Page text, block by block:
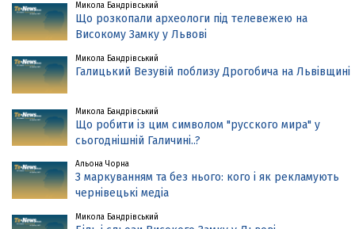
Микола Бандрівський
Що розкопали археологи під телевежею на
Високому Замку у Львові
Микола Бандрівський
Галицький Везувій поблизу Дрогобича на Львівщині
Микола Бандрівський
Що робити із цим символом "русского мира" у
сьогоднішній Галичині..?
Альона Чорна
З маркуванням та без нього: кого і як рекламують
чернівецькі медіа
Микола Бандрівський